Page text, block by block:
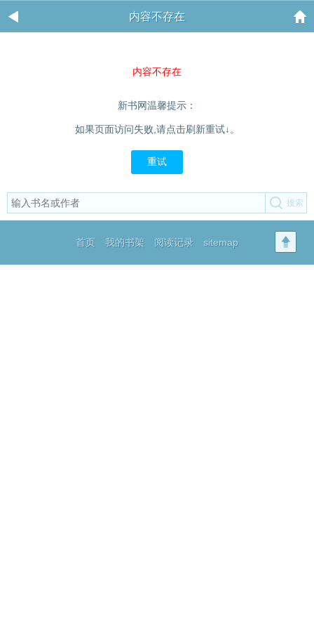
内容不存在
内容不存在
新书网温馨提示：
如果页面访问失败,请点击刷新重试↓。
重试
首页 我的书架 阅读记录 sitemap